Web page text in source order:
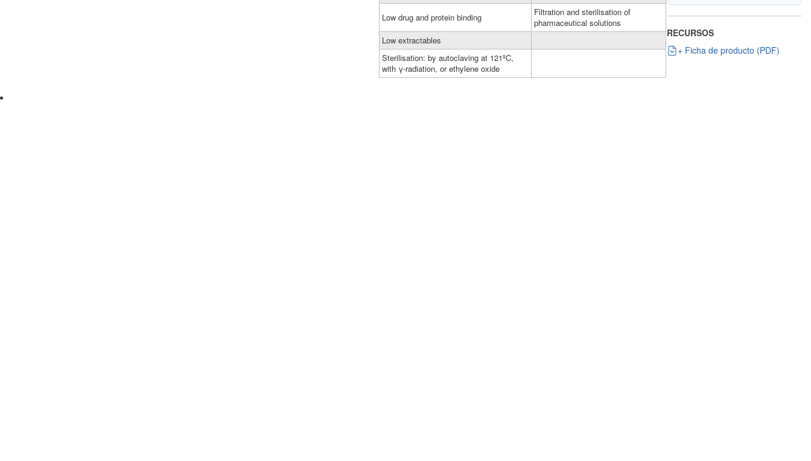
Low drug and protein binding
Filtration and sterilisation of
pharmaceutical solutions
Low extractables
Sterilisation: by autoclaving at 121ºC,
with γ-radiation, or ethylene oxide
RECURSOS
+ Ficha de producto (PDF)